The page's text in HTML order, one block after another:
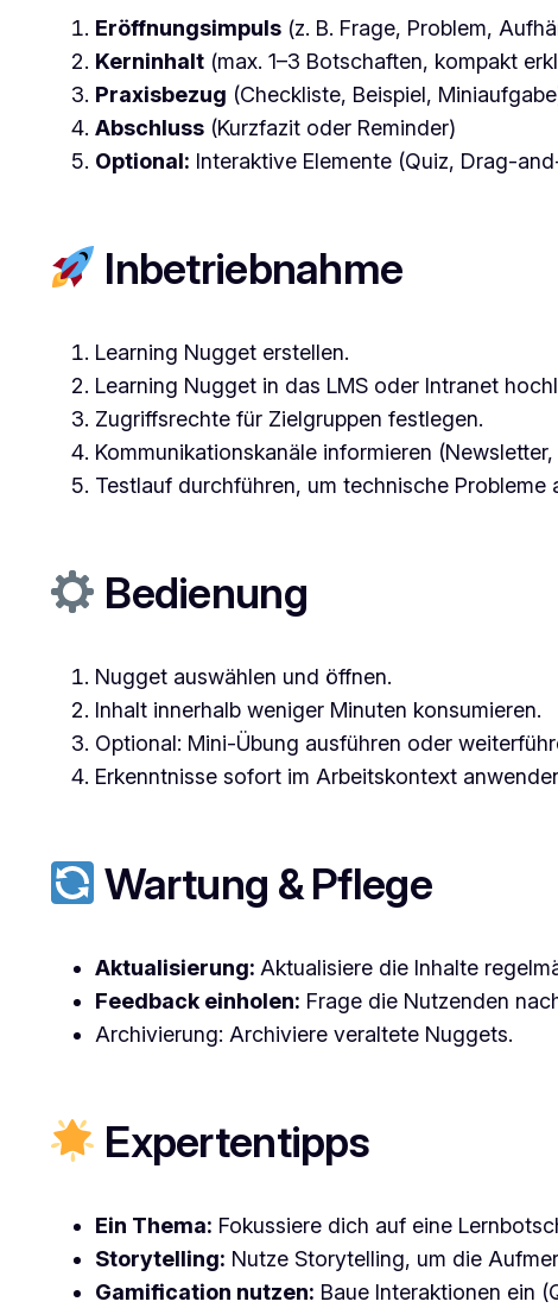
Eröffnungsimpuls (z. B. Frage, Problem,
Kerninhalt (max. 1–3 Botschaften, kompakt
Praxisbezug (Checkliste, Beispiel,
Abschluss (Kurzfazit oder Reminder)
Optional: Interaktive Elemente (Quiz, Drag-
Inbetriebnahme
Learning Nugget erstellen.
Learning Nugget in das LMS oder Intranet
Zugriffsrechte für Zielgruppen festlegen.
Kommunikationskanäle informieren
Testlauf durchführen, um technische Probleme
Bedienung
Nugget auswählen und öffnen.
Inhalt innerhalb weniger Minuten konsumieren.
Optional: Mini-Übung ausführen oder
Erkenntnisse sofort im Arbeitskontext
Wartung & Pflege
Aktualisierung: Aktualisiere die Inhalte
Feedback einholen: Frage die Nutzenden
Archivierung: Archiviere veraltete Nuggets.
Expertentipps
Ein Thema: Fokussiere dich auf eine
Storytelling: Nutze Storytelling, um die
Gamification nutzen: Baue Interaktionen ein